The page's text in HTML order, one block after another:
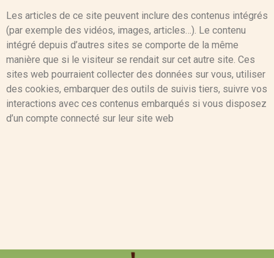
Les articles de ce site peuvent inclure des contenus intégrés
(par exemple des vidéos, images, articles…). Le contenu
intégré depuis d’autres sites se comporte de la même
manière que si le visiteur se rendait sur cet autre site. Ces
sites web pourraient collecter des données sur vous, utiliser
des cookies, embarquer des outils de suivis tiers, suivre vos
interactions avec ces contenus embarqués si vous disposez
d’un compte connecté sur leur site web